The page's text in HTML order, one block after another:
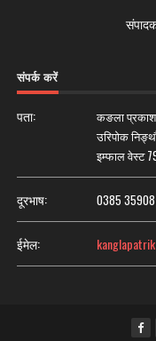
संपर्क करें
पता:
कङला
उरिपोक
इम्फाल वेस्ट
दूरभाष: 0385
ईमेल: